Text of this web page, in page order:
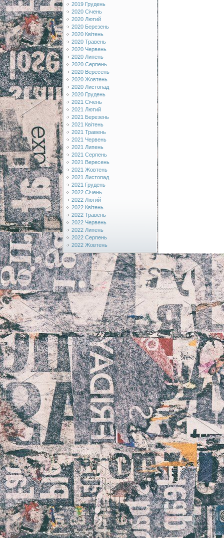
2019 Грудень
2020 Січень
2020 Лютий
2020 Березень
2020 Квітень
2020 Травень
2020 Червень
2020 Липень
2020 Серпень
2020 Вересень
2020 Жовтень
2020 Листопад
2020 Грудень
2021 Січень
2021 Лютий
2021 Березень
2021 Квітень
2021 Травень
2021 Червень
2021 Липень
2021 Серпень
2021 Вересень
2021 Жовтень
2021 Листопад
2021 Грудень
2022 Січень
2022 Лютий
2022 Квітень
2022 Травень
2022 Червень
2022 Липень
2022 Серпень
2022 Жовтень